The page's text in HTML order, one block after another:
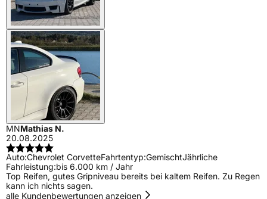
MNMathias N.
20.08.2025
Auto:Chevrolet CorvetteFahrtentyp:GemischtJährliche
Fahrleistung:bis 6.000 km / Jahr
Top Reifen, gutes Gripniveau bereits bei kaltem Reifen. Zu Regen
kann ich nichts sagen.
alle Kundenbewertungen anzeigen